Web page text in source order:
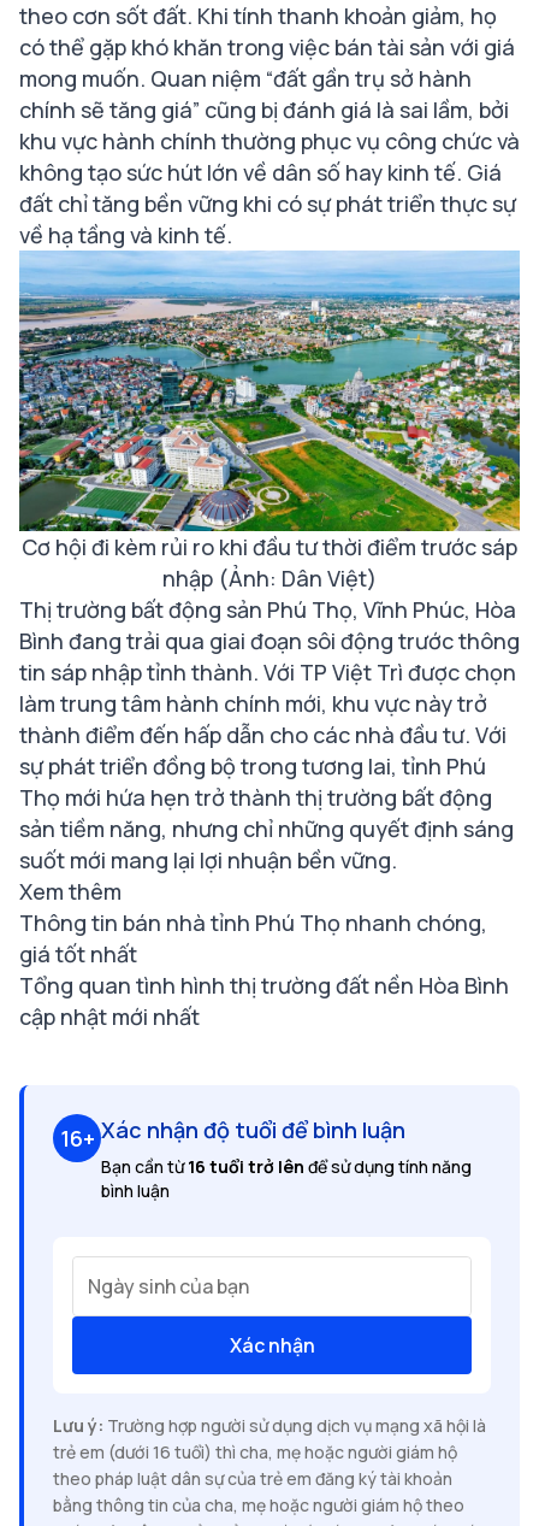
theo cơn sốt đất. Khi tính thanh khoản giảm, họ
có thể gặp khó khăn trong việc bán tài sản với giá
mong muốn. Quan niệm “đất gần trụ sở hành
chính sẽ tăng giá” cũng bị đánh giá là sai lầm, bởi
khu vực hành chính thường phục vụ công chức và
không tạo sức hút lớn về dân số hay kinh tế. Giá
đất chỉ tăng bền vững khi có sự phát triển thực sự
về hạ tầng và kinh tế.
Cơ hội đi kèm rủi ro khi đầu tư thời điểm trước sáp
nhập (Ảnh: Dân Việt)
Thị trường bất động sản Phú Thọ, Vĩnh Phúc, Hòa
Bình đang trải qua giai đoạn sôi động trước thông
tin sáp nhập tỉnh thành. Với TP Việt Trì được chọn
làm trung tâm hành chính mới, khu vực này trở
thành điểm đến hấp dẫn cho các nhà đầu tư. Với
sự phát triển đồng bộ trong tương lai, tỉnh Phú
Thọ mới hứa hẹn trở thành thị trường bất động
sản tiềm năng, nhưng chỉ những quyết định sáng
suốt mới mang lại lợi nhuận bền vững.
Xem thêm
Thông tin bán nhà tỉnh Phú Thọ nhanh chóng,
giá tốt nhất
Tổng quan tình hình thị trường đất nền Hòa Bình
cập nhật mới nhất
16+ Xác nhận độ tuổi để bình luận
Bạn cần từ16 tuổi trở lên để sử dụng tính năng
bình luận
Ngày sinh của bạn
Xác nhận
Lưu ý: Trường hợp người sử dụng dịch vụ mạng xã hội là
trẻ em (dưới 16 tuổi) thì cha, mẹ hoặc người giám hộ
theo pháp luật dân sự của trẻ em đăng ký tài khoản
bằng thông tin của cha, mẹ hoặc người giám hộ theo